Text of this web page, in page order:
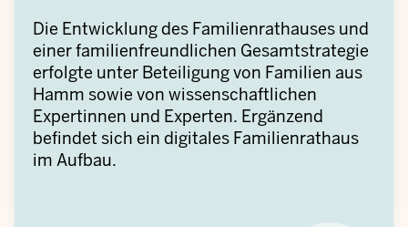
Die Entwicklung des Familienrathauses und
einer familienfreundlichen Gesamtstrategie
erfolgte unter Beteiligung von Familien aus
Hamm sowie von wissenschaftlichen
Expertinnen und Experten. Ergänzend
befindet sich ein digitales Familienrathaus
im Aufbau.